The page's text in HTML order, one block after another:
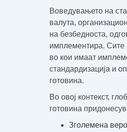
Воведувањето на
валута,
на безбедноста,
имплементира. Сите
во кои имаат
стандардизација и
готовина.
Во овој контекст,
готовина
Зголемена